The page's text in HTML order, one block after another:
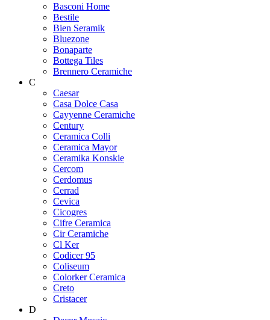
Basconi Home
Bestile
Bien Seramik
Bluezone
Bonaparte
Bottega Tiles
Brennero Ceramiche
C
Caesar
Casa Dolce Casa
Cayyenne Ceramiche
Century
Ceramica Colli
Ceramica Mayor
Ceramika Konskie
Cercom
Cerdomus
Cerrad
Cevica
Cicogres
Cifre Ceramica
Cir Ceramiche
Cl Ker
Codicer 95
Coliseum
Colorker Ceramica
Creto
Cristacer
D